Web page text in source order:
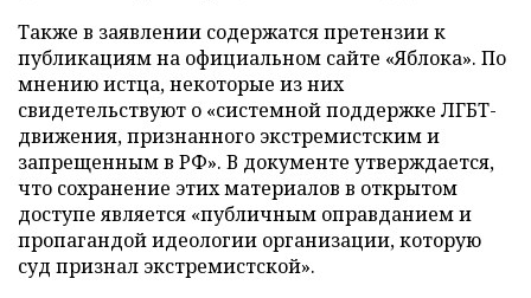
Также в заявлении содержатся претензии к
публикациям на официальном сайте «Яблока». По
мнению истца, некоторые из них
свидетельствуют о «системной поддержке ЛГБТ-
движения, признанного экстремистским и
запрещенным в РФ». В документе утверждается,
что сохранение этих материалов в открытом
доступе является «публичным оправданием и
пропагандой идеологии организации, которую
суд признал экстремистской».